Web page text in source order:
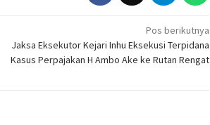
Pos berikutnya
Jaksa Eksekutor Kejari Inhu Eksekusi Terpidana
Kasus Perpajakan H Ambo Ake ke Rutan Rengat